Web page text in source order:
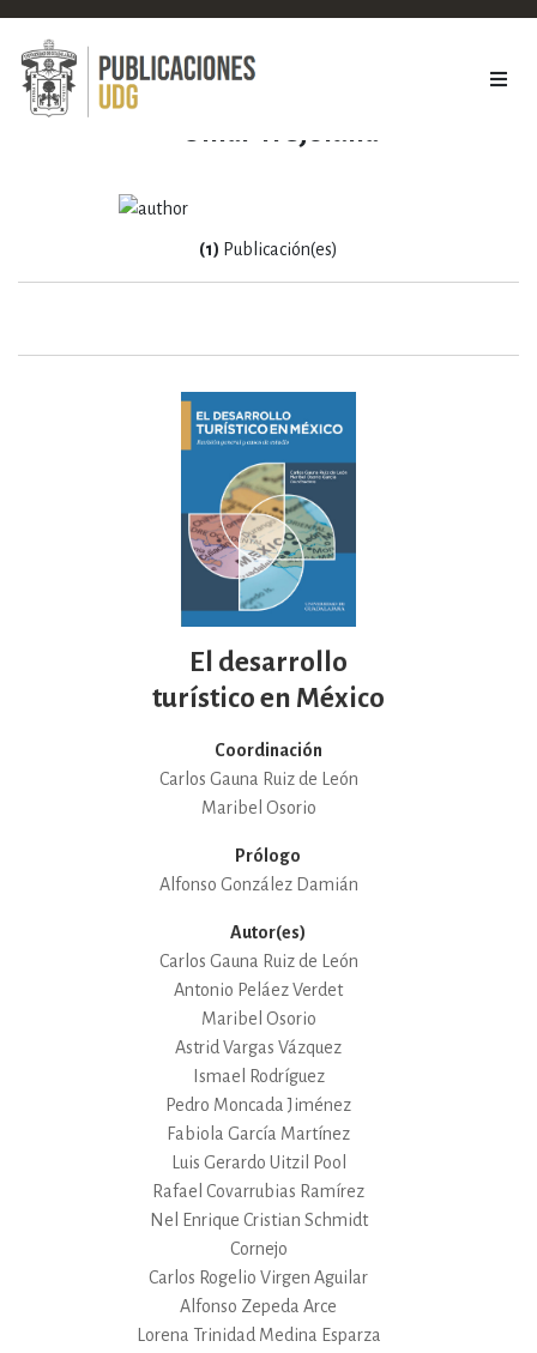
Omar Trejoluna
(1) Publicación(es)
El desarrollo
turístico en México
Coordinación
Carlos Gauna Ruiz de León
Maribel Osorio
Prólogo
Alfonso González Damián
Autor(es)
Carlos Gauna Ruiz de León
Antonio Peláez Verdet
Maribel Osorio
Astrid Vargas Vázquez
Ismael Rodríguez
Pedro Moncada Jiménez
Fabiola García Martínez
Luis Gerardo Uitzil Pool
Rafael Covarrubias Ramírez
Nel Enrique Cristian Schmidt
Cornejo
Carlos Rogelio Virgen Aguilar
Alfonso Zepeda Arce
Lorena Trinidad Medina Esparza